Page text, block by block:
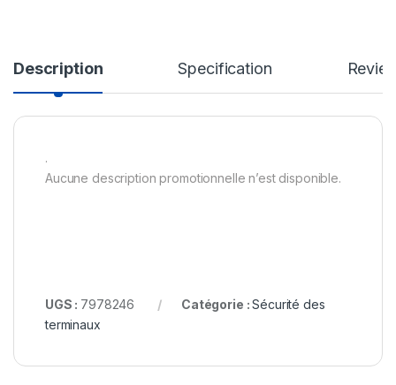
Description Specification
.
Aucune description promotionnelle n’est disponible.
UGS : 7978246 Catégorie :Sécurité des
terminaux